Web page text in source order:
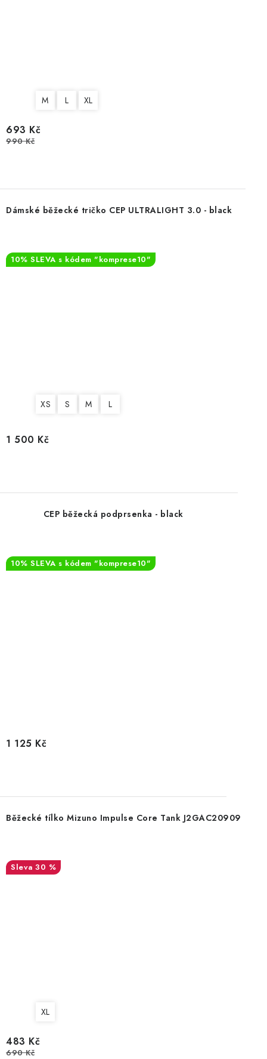
M L XL
693 Kč
990 Kč
Dámské běžecké tričko CEP ULTRALIGHT 3.0 - black
10% SLEVA s kódem "komprese10"
XS S M L
1 500 Kč
CEP běžecká podprsenka - black
10% SLEVA s kódem "komprese10"
1 125 Kč
Běžecké tílko Mizuno Impulse Core Tank J2GAC20909
30 %
XL
483 Kč
690 Kč